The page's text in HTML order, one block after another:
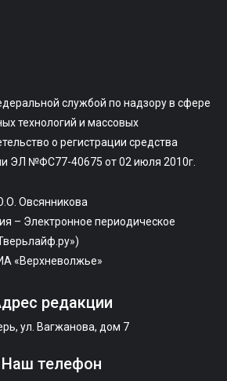
службой по надзору в сфере
технологий и массовых
о регистрации средства
ЭЛ №ФС77-40675 от 02 июля 2010г.
Овсянникова
– Электронное периодическое
«Верхневолжье»
редакции
ул. Вагжанова, дом 7
Наш телефон